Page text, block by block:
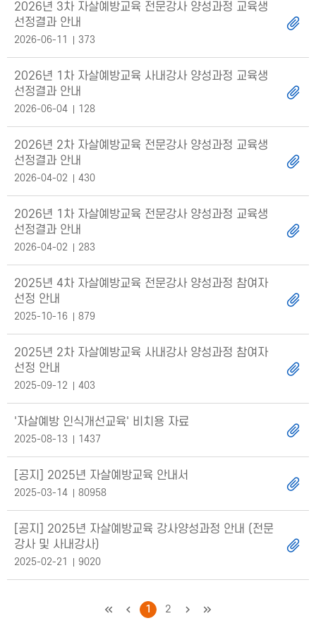
2026년 3차 자살예방교육 전문강사 양성과정 교육생
선정결과 안내
2026-06-11 373
2026년 1차 자살예방교육 사내강사 양성과정 교육생
선정결과 안내
2026-06-04 128
2026년 2차 자살예방교육 전문강사 양성과정 교육생
선정결과 안내
2026-04-02 430
2026년 1차 자살예방교육 전문강사 양성과정 교육생
선정결과 안내
2026-04-02 283
2025년 4차 자살예방교육 전문강사 양성과정 참여자
선정 안내
2025-10-16 879
2025년 2차 자살예방교육 사내강사 양성과정 참여자
선정 안내
2025-09-12 403
'자살예방 인식개선교육' 비치용 자료
2025-08-13 1437
[공지] 2025년 자살예방교육 안내서
2025-03-14 80958
[공지] 2025년 자살예방교육 강사양성과정 안내 (전문
강사 및 사내강사)
2025-02-21 9020
처음이전1 2 다음마지막